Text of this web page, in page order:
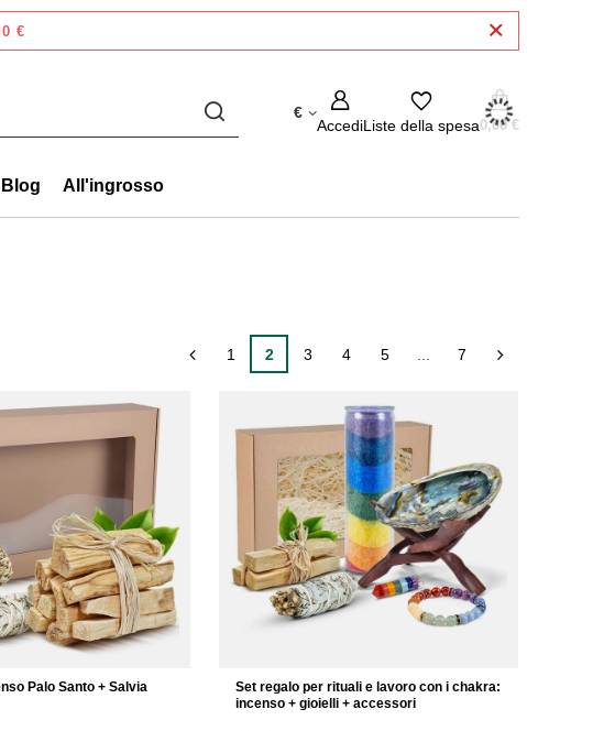
€
€
AccediListe della spesa0,00 €
Blog All'ingrosso
1 2 3 4 5 7
Palo Santo + Salvia
Set regalo per rituali e lavoro con i chakra:
incenso + gioielli + accessori